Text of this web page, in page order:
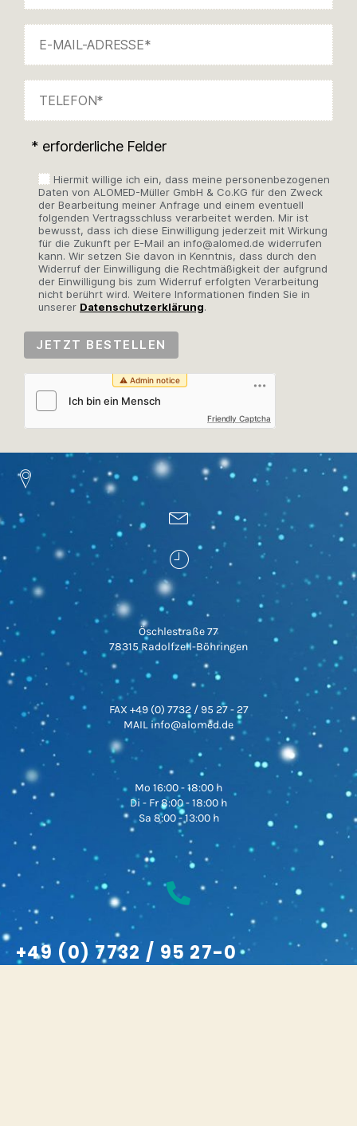
* erforderliche Felder
Hiermit willige ich ein, dass meine personenbezogenen
Daten von ALOMED-Müller GmbH & Co.KG für den Zweck
der Bearbeitung meiner Anfrage und einem eventuell
folgenden Vertragsschluss verarbeitet werden. Mir ist
bewusst, dass ich diese Einwilligung jederzeit mit Wirkung
für die Zukunft per E-Mail an info@alomed.de widerrufen
kann. Wir setzen Sie davon in Kenntnis, dass durch den
Widerruf der Einwilligung die Rechtmäßigkeit der aufgrund
der Einwilligung bis zum Widerruf erfolgten Verarbeitung
nicht berührt wird. Weitere Informationen finden Sie in
unserer Datenschutzerklärung.
Bitte lassen Sie dieses Feld leer.
Friendly Captcha
Öschlestraße 77
78315 Radolfzell-Böhringen
FAX +49 (0) 7732 / 95 27 - 27
MAIL info@alomed.de
Mo 16:00 - 18:00 h
Di - Fr 8:00 - 18:00 h
Sa 8:00 - 13:00 h
+49 (0) 7732 / 95 27-0